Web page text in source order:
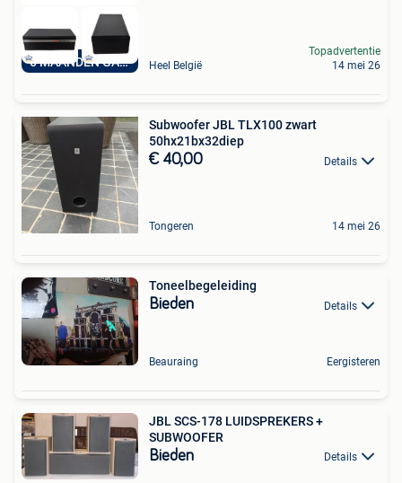
6 MAANDEN GARANTIE Heel België
Topadvertentie
14 mei 26
Subwoofer JBL TLX100 zwart
50hx21bx32diep
€ 40,00 Details
Tongeren 14 mei 26
Toneelbegeleiding
Bieden Details
Beauraing Eergisteren
JBL SCS-178 LUIDSPREKERS +
SUBWOOFER
Bieden Details